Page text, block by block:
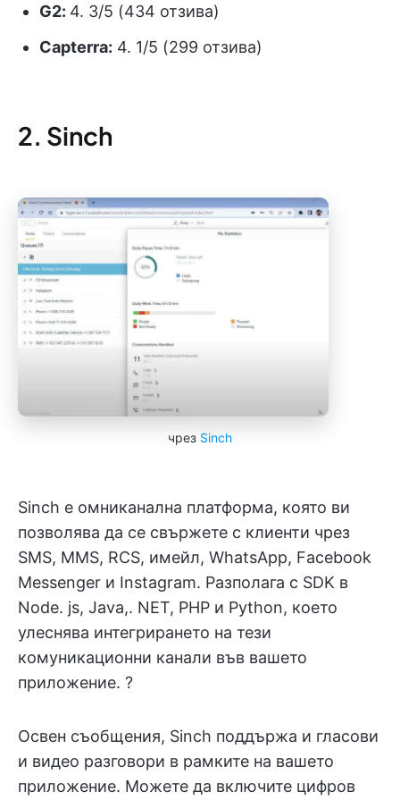
G2: 4. 3/5 (434 отзива)
Capterra: 4. 1/5 (299 отзива)
2. Sinch
чрез Sinch
Sinch е омниканална платформа, която ви
позволява да се свържете с клиенти чрез
SMS, MMS, RCS, имейл, WhatsApp, Facebook
Messenger и Instagram. Разполага с SDK в
Node. js, Java,. NET, PHP и Python, което
улеснява интегрирането на тези
комуникационни канали във вашето
приложение. ?
Освен съобщения, Sinch поддържа и гласови
и видео разговори в рамките на вашето
приложение. Можете да включите цифров